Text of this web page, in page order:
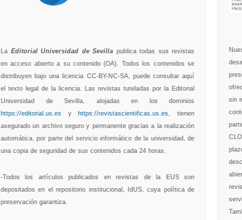
La Editorial Universidad de Sevilla publica todas sus revistas
en acceso abierto a su contenido (OA). Todos los contenidos se
distribuyen bajo una licencia CC-BY-NC-SA, puede consultar aquí
el texto legal de la licencia. Las revistas tuteladas por la Editorial
Universidad de Sevilla, alojadas en los dominios
https://editorial.us.es y https://revistascientificas.us.es, tienen
asegurado un archivo seguro y permanente gracias a la realización
automática, por parte del servicio informático de la universidad, de
una copia de seguridad de sus contenidos cada 24 horas.
-Todos los artículos publicados en revistas de la EUS son
depositados en el repositorio institucional, IdUS, cuya política de
preservación garantiza.
sin